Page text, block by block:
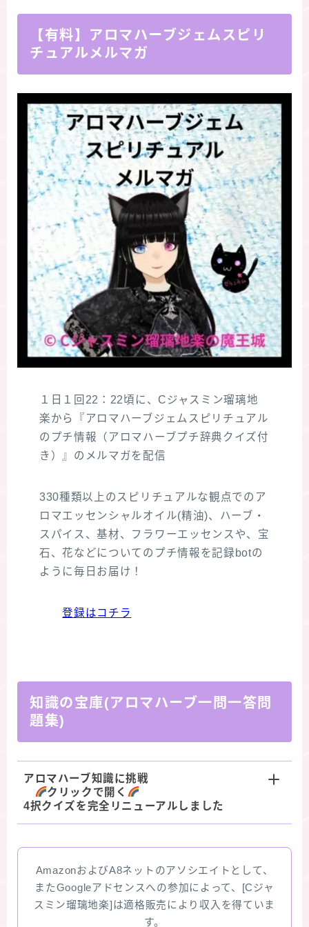
【有料】アロマハーブジェムスピリ
チュアルメルマガ
１日１回22：22頃に、Cジャスミン瑠璃地
楽から『アロマハーブジェムスピリチュアル
のプチ情報（アロマハーブプチ辞典クイズ付
き）』のメルマガを配信
330種類以上のスピリチュアルな観点でのア
ロマエッセンシャルオイル(精油)、ハーブ・
スパイス、基材、フラワーエッセンスや、宝
石、花などについてのプチ情報を記録botの
ように毎日お届け！
登録はコチラ
知識の宝庫(アロマハーブ一問一答問
題集)
アロマハーブ知識に挑戦
クリックで開く
4択クイズを完全リニューアルしました
AmazonおよびA8ネットのアソシエイトとして、
またGoogleアドセンスへの参加によって、[Cジャ
スミン瑠璃地楽]は適格販売により収入を得ていま
す。